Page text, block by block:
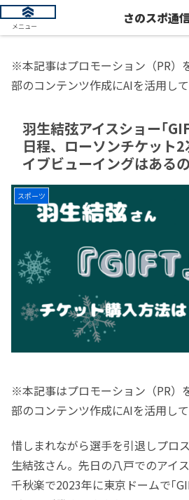
トレンド情報を発信し
※本記事はプロモーション（PR）
部のコンテンツ作成にAIを活用して
羽生結弦アイスショー｢
日程、ローソンチケット
イブビューイングはある
スポーツ
※本記事はプロモーション（PR）
部のコンテンツ作成にAIを活用して
惜しまれながら選手を引退しプロ
生結弦さん。先日の八戸でのアイ
千秋楽で2023年に東京ドームで｢
メニュー
さのスポ通